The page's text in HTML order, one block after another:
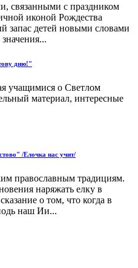
связанными с праздником
иконой Рождества
запас детей новыми словами
дню!"
учащимися о Светлом
материал, интересные
/Елочка нас учит/
православным традициям.
наряжать елку в
о том, что когда в
наш Ии...